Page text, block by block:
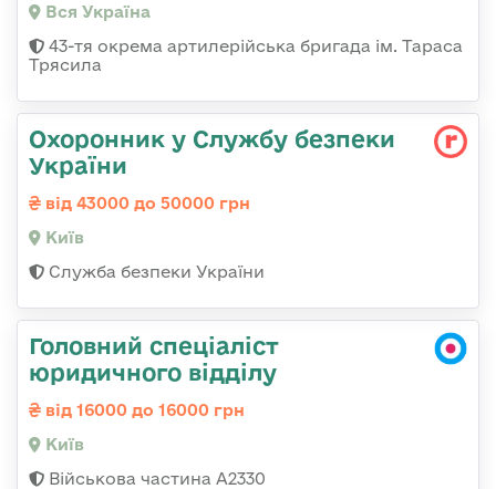
Вся Україна
43-тя окрема артилерійська бригада ім. Тараса
Трясила
Охоронник у Службу безпеки
України
від 43000 до 50000 грн
Київ
Служба безпеки України
Головний спеціаліст
юридичного відділу
від 16000 до 16000 грн
Київ
Військова частина A2330